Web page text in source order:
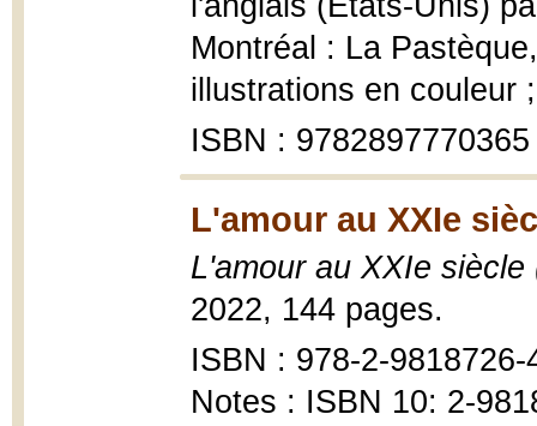
Montréal : La
illustrations en couleur
ISBN : 9782897770365
L'amour au XXIe
L'amour au XXIe
2022, 144 pages.
ISBN : 978-2-9818726-
Notes : ISBN 10: 2-